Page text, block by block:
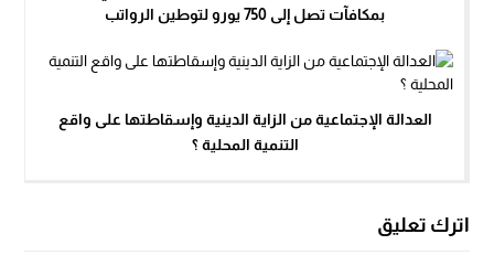
بمكافآت تصل إلى 750 يورو لتوطين الرواتب
العدالة الإجتماعية من الزاية الدينية وإسقاطتها على واقع
التنمية المحلية ؟
اترك تعليق